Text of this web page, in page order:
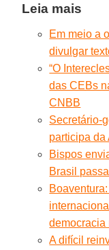
Leia mais
Em meio a
divulgar
“O
das CEBs
CNBB
Secretário-
participa da
Bispos
Brasil
democracia
A difícil